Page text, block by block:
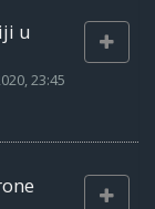
u
23:45